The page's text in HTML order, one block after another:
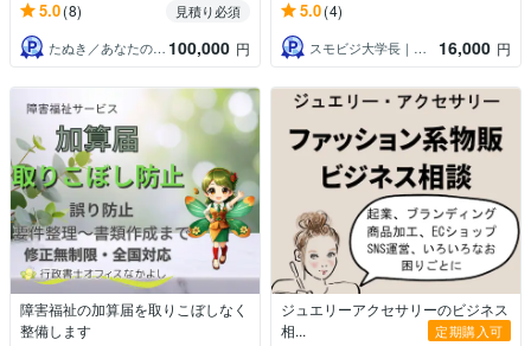
5.0(8)
見積り必須
たぬき／あなたの味方につきます 100,000 円
5.0(4)
スモビジ大学長｜てらもと さとし 16,000 円
障害福祉の加算届を取りこぼしなく
整備します
ジュエリーアクセサリーのビジネス
相...
定期購入可